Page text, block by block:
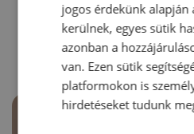
jogos érdekünk alapján
kerülnek, egyes sütik
azonban a
van. Ezen sütik
platformokon is
hirdetéseket tudunk